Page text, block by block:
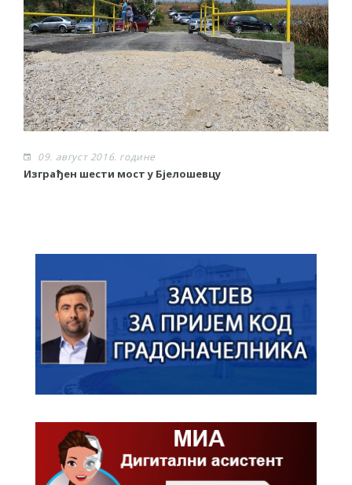
09. август 2016. године
Изграђен шести мост у Бјелошевцу